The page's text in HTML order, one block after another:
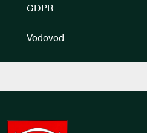
GDPR
Vodovod